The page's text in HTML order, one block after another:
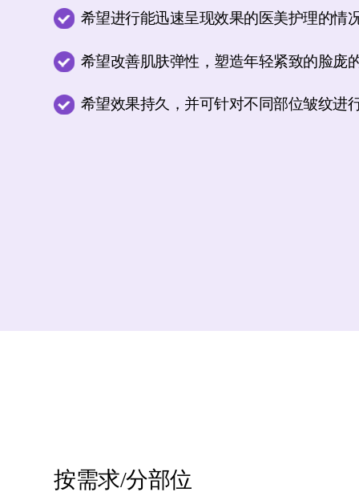
希望进行能迅速呈现效果的医美护理的情
希望改善肌肤弹性，塑造年轻紧致的脸庞
希望效果持久，并可针对不同部位皱纹进
按需求/分部位